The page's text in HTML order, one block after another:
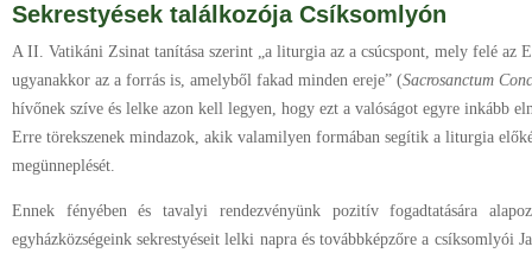
Sekrestyések találkozója Csíksomlyón
A II. Vatikáni Zsinat tanítása szerint „a liturgia az a csúcspont, mely felé az
ugyanakkor az a forrás is, amelyből fakad minden ereje” (Sacrosanctum
hívőnek szíve és lelke azon kell legyen, hogy ezt a valóságot egyre inkább
Erre törekszenek mindazok, akik valamilyen formában segítik a liturgia
megünneplését.
Ennek fényében és tavalyi rendezvényünk pozitív fogadtatására
egyházközségeink sekrestyéseit lelki napra és továbbképzőre a csíksomlyói